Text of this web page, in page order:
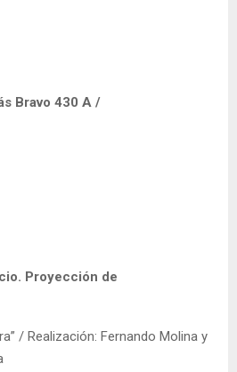
Bravo 430 A /
Proyección de
/ Realización: Fernando Molina y